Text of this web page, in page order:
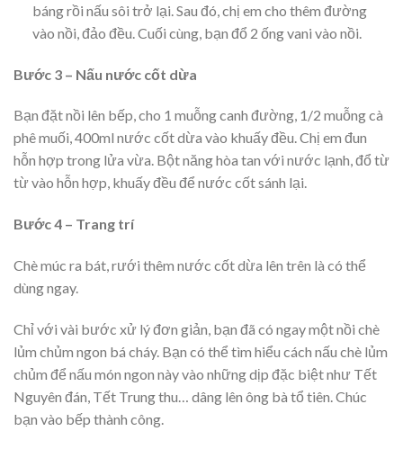
báng rồi nấu sôi trở lại. Sau đó, chị em cho thêm đường
vào nồi, đảo đều. Cuối cùng, bạn đổ 2 ống vani vào nồi.
Bước 3 – Nấu nước cốt dừa
Bạn đặt nồi lên bếp, cho 1 muỗng canh đường, 1/2 muỗng cà
phê muối, 400ml nước cốt dừa vào khuấy đều. Chị em đun
hỗn hợp trong lửa vừa. Bột năng hòa tan với nước lạnh, đổ từ
từ vào hỗn hợp, khuấy đều để nước cốt sánh lại.
Bước 4 – Trang trí
Chè múc ra bát, rưới thêm nước cốt dừa lên trên là có thể
dùng ngay.
Chỉ với vài bước xử lý đơn giản, bạn đã có ngay một nồi chè
lủm chủm ngon bá cháy. Bạn có thể tìm hiểu cách nấu chè lủm
chủm để nấu món ngon này vào những dịp đặc biệt như Tết
Nguyên đán, Tết Trung thu… dâng lên ông bà tổ tiên. Chúc
bạn vào bếp thành công.